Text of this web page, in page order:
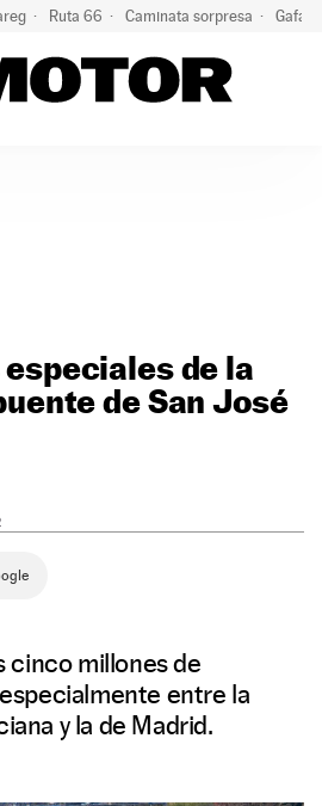
Ruta 66 Caminata sorpresa Gafas
de la
de San José
cinco millones de
entre la
y la de Madrid.